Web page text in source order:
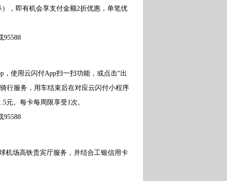
，即有机会享支付金额2折优惠，单笔优
使用云闪付App扫一扫功能，或点击“出
行服务，用车结束后在对应云闪付小程序
元。每卡每周限享受1次。
机场高铁贵宾厅服务，并结合工银信用卡